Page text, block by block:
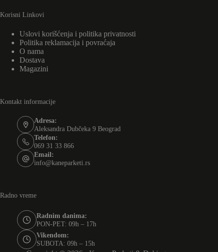
Korisni Linkovi
Uslovi korišćenja i politika privatnosti
Politika reklamacija i povraćaja
O nama
Dostava
Magazini
Kontakt informacije
Adresa:
Aleksandra Dubčeka 9 Beograd
Telefon:
069 31 33 866
Email:
info@kaneparketi.rs
Radno vreme
Radnim danima:
PON-PET: 09h – 17h
Vikendom:
SUBOTA: 09h – 15h